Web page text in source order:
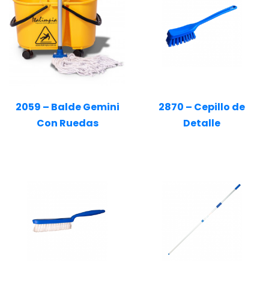
2059 – Balde Gemini
Con Ruedas
2870 – Cepillo de
Detalle